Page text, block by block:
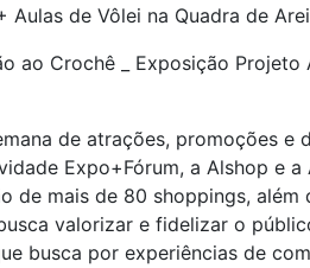
de Vôlei na Quadra de
ao Crochê _ Exposição
de atrações, promoções
Expo+Fórum, a Alshop e
de mais de 80 shoppings,
valorizar e fidelizar o
busca por experiências de